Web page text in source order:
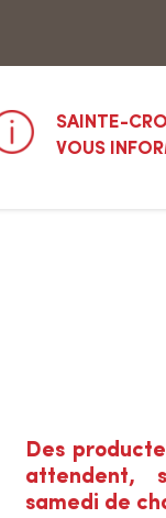
SAINTE-
VOUS
Des
attendent,
samedi de